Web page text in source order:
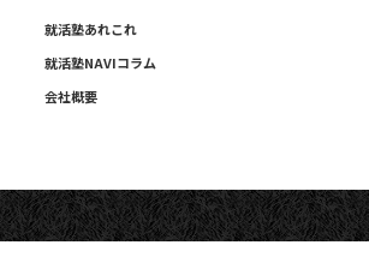
就活塾あれこれ
就活塾NAVIコラム
会社概要